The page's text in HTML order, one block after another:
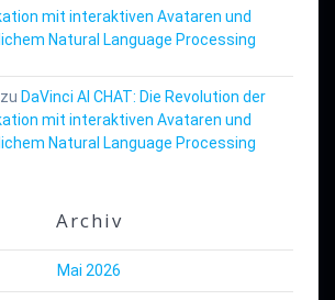
mit interaktiven Avataren und
Natural Language Processing
zu DaVinci AI CHAT: Die Revolution der
mit interaktiven Avataren und
Natural Language Processing
Archiv
Mai 2026